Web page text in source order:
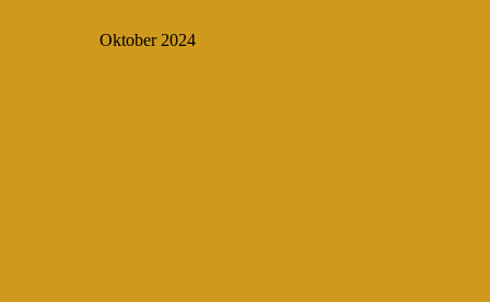
Oktober 2024